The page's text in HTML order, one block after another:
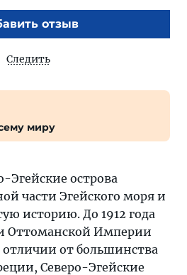
отзыв
Следить
миру
Эгейские острова
части Эгейского моря и
историю. До 1912 года
Оттоманской Империи
отличии от большинства
Северо-Эгейские